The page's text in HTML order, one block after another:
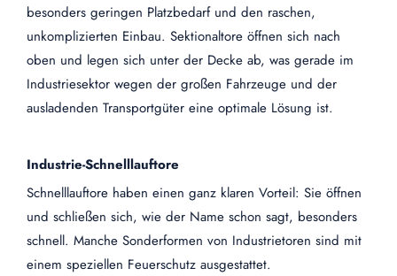
besonders geringen Platzbedarf und den raschen,
unkomplizierten Einbau. Sektionaltore öffnen sich nach
oben und legen sich unter der Decke ab, was gerade im
Industriesektor wegen der großen Fahrzeuge und der
ausladenden Transportgüter eine optimale Lösung ist.
Industrie-Schnelllauftore
Schnelllauftore haben einen ganz klaren Vorteil: Sie öffnen
und schließen sich, wie der Name schon sagt, besonders
schnell. Manche Sonderformen von Industrietoren sind mit
einem speziellen Feuerschutz ausgestattet.